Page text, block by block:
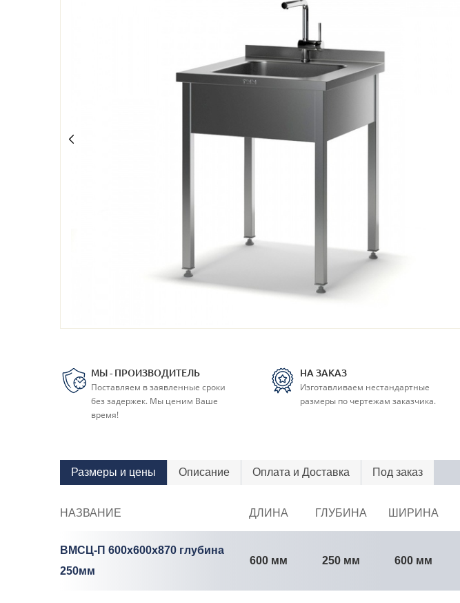
МЫ - ПРОИЗВОДИТЕЛЬ
Поставляем в заявленные сроки
без задержек. Мы ценим Ваше
время!
НА ЗАКАЗ
Изготавливаем нестандартные
размеры по чертежам заказчика.
Размеры и цены Описание Оплата и Доставка Под заказ
НАЗВАНИЕ ДЛИНА ГЛУБИНА ШИРИНА
ВМСЦ-П 600x600x870 глубина
250мм
600 мм 250 мм 600 мм